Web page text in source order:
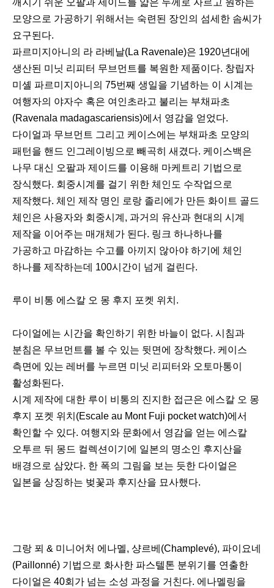
깨지기 쉬운 오팔과 제이드를 얇은 두께로 자르고 원하는
모양으로 가공하기 위해서는 숙련된 장인의 섬세한 솜씨가
요구된다.
파르미지아니의 라 라베날(La Ravenale)은 1920년대에
생산된 미닛 리피터 무브먼트를 복원한 제품이다. 창립자
미셸 파르미지아니의 75번째 생일을 기념하는 이 시계는
여행자의 야자수 혹은 여인초라고 불리는 부채파초
(Ravenala madagascariensis)에서 영감을 얻었다.
다이얼과 무브먼트 그리고 케이스에는 부채파초 모양의
패턴을 핸드 인그레이빙으로 빼곡히 새겼다. 케이스백은
나무 대신 오팔과 제이드를 이용해 마케트리 기법으로
장식했다. 회중시계를 걸기 위한 체인도 수작업으로
제작했다. 체인 제작 명인 로랑 졸리에가 만든 화이트 골드
체인은 사용자와 회중시계, 과거의 유산과 현대의 시계
제작을 이어주는 매개체가 된다. 링크 하나하나를
가공하고 마감하는 수고를 아끼지 않아야 하기에 체인
하나를 제작하는데 100시간이 넘게 걸린다.
루이 비통 에스칼 오 몽 후지 포켓 위치.
다이얼에는 시간을 확인하기 위한 바늘이 없다. 시침과
분침은 무브먼트를 볼 수 있는 뒷면에 장착했다. 케이스
측면에 있는 레버를 누르면 미닛 리피터와 오토마통이
활성화된다.
시계 제작에 대한 루이 비통의 진지한 접근은 에스칼 오 몽
후지 포켓 위치(Escale au Mont Fuji pocket watch)에서
확인할 수 있다. 여행지와 문화에서 영감을 얻는 에스칼
오투르 뒤 몽드 컬렉션이기에 일본의 명소인 후지산을
배경으로 삼았다. 한 폭의 그림을 보는 듯한 다이얼은
일본을 상징하는 벚꽃과 후지산을 묘사했다.
그랑 푀 & 미니어처 에나멜, 샹르베(Champlevé), 파이요네
(Paillonné) 기법으로 화사한 파스텔톤 분위기를 연출한
다이얼은 40회가 넘는 소성 과정을 거친다. 에나멜링을